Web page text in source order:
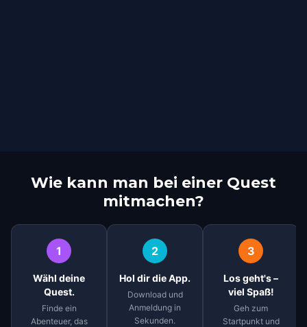
Wie kann man bei einer Quest
mitmachen?
1
Wähl deine
Quest.
Finde ein
Abenteuer, das
2
Hol dir die App.
Download und
Anmeldung in
Sekunden.
3
Los geht's –
viel Spaß!
Geh zum
Startpunkt und